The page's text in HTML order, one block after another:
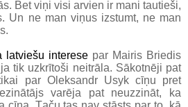
Bet viņi visi arvien ir mani tautieši,
Un ne man viņus izstumt, ne man
latviešu interese par Mairis Briedis
tik uzkrītoši neitrāla. Sākotnēji pat
par Oleksandr Usyk cīņu pret
varēja pat neuzzināt, ka